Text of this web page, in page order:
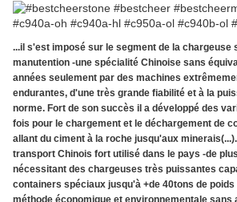
...il s'est imposé sur le segment de la chargeuse
manutention -une spécialité Chinoise sans
années seulement par des machines
endurantes, d'une très grande fiabilité et à la
norme. Fort de son succès il a développé des
fois pour le chargement et le déchargement de
allant du ciment à la roche jusqu'aux
transport Chinois fort utilisé dans le pays -de
nécessitant des chargeuses très puissantes
containers spéciaux jusqu'à +de 40tons de poids
méthode économique et environnementale sans